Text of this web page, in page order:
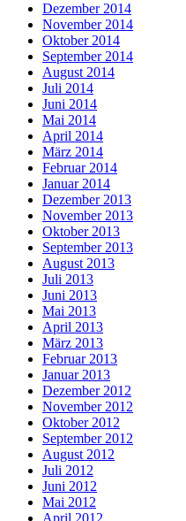
Dezember 2014
November 2014
Oktober 2014
September 2014
August 2014
Juli 2014
Juni 2014
Mai 2014
April 2014
März 2014
Februar 2014
Januar 2014
Dezember 2013
November 2013
Oktober 2013
September 2013
August 2013
Juli 2013
Juni 2013
Mai 2013
April 2013
März 2013
Februar 2013
Januar 2013
Dezember 2012
November 2012
Oktober 2012
September 2012
August 2012
Juli 2012
Juni 2012
Mai 2012